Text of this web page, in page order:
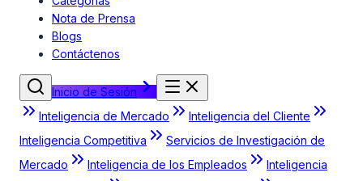
Nota de Prensa
Blogs
Contáctenos
Inicio de Sesión
Inteligencia de Mercado
Inteligencia del Cliente
Inteligencia Competitiva
Servicios de Investigación de
Mercado
Inteligencia de los Empleados
Inteligencia